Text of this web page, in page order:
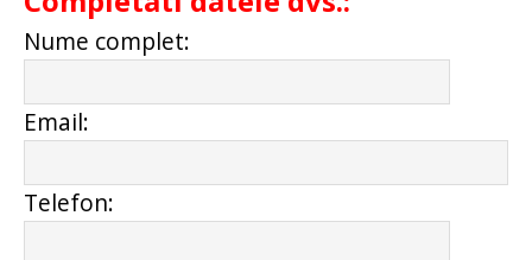
Nume complet:
Email:
Telefon: